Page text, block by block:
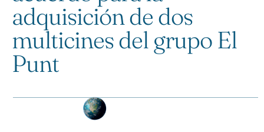
adquisición de dos
multicines del grupo El
Punt